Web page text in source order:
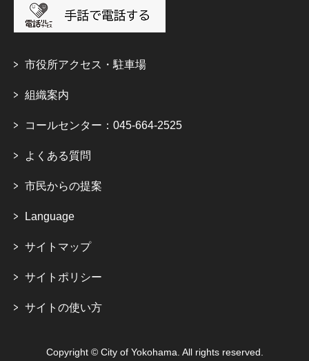
市役所アクセス・駐車場
組織案内
コールセンター：045-664-2525
よくある質問
市民からの提案
Language
サイトマップ
サイトポリシー
サイトの使い方
Copyright © City of Yokohama. All rights reserved.